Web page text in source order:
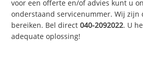
voor een offerte en/of advies kunt u
onderstaand servicenummer. Wij zijn
bereiken. Bel direct040-2092022. U
adequate oplossing!